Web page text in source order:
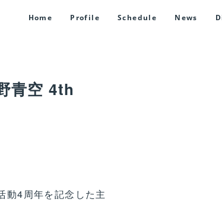
Home Profile Schedule News
青空 4th
動4周年を記念した主